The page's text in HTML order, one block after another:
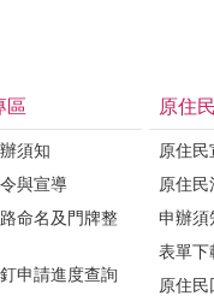
區
須知
與宣導
命名及門牌整
申請進度查詢
原住
原住民
原住民
申辦須
表單下
原住